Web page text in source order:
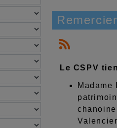
Le CSPV